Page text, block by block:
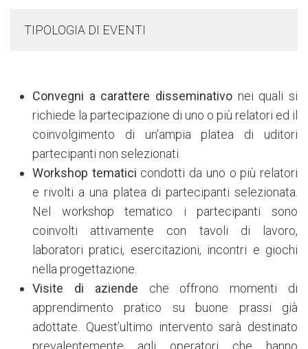
TIPOLOGIA DI EVENTI
Convegni a carattere disseminativo nei quali si
richiede la partecipazione di uno o più relatori ed il
coinvolgimento di un’ampia platea di uditori
partecipanti non selezionati.
Workshop tematici condotti da uno o più relatori
e rivolti a una platea di partecipanti selezionata.
Nel workshop tematico i partecipanti sono
coinvolti attivamente con tavoli di lavoro,
laboratori pratici, esercitazioni, incontri e giochi
nella progettazione.
Visite di aziende che offrono momenti di
apprendimento pratico su buone prassi già
adottate. Quest’ultimo intervento sarà destinato
prevalentemente agli operatori che hanno